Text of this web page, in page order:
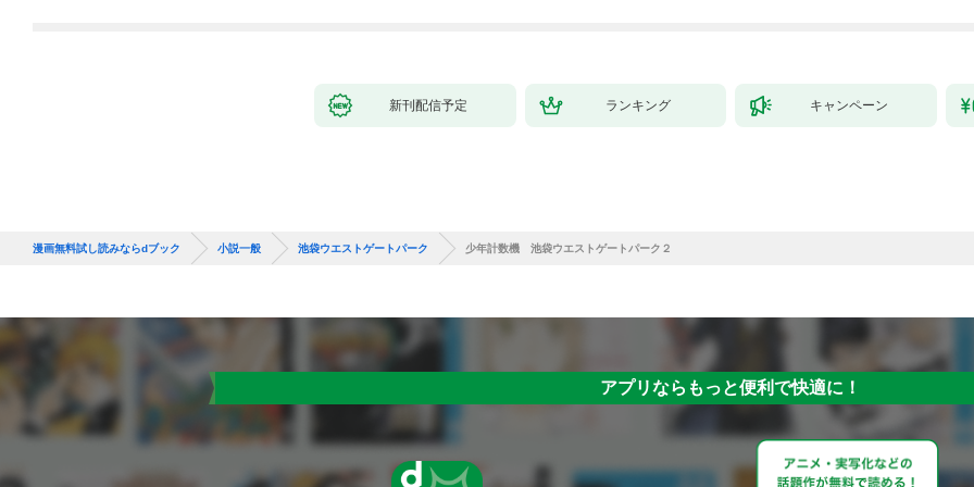
新刊配信予定 ランキング キャンペーン
漫画無料試し読みならdブック 小説一般 池袋ウエストゲートパーク 少年計数機 池袋ウエストゲートパーク２
アプリならもっと便利で快適に！